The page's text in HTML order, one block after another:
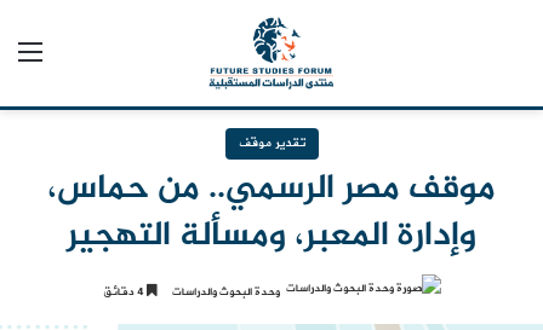
تقدير موقف
موقف مصر الرسمي.. من حماس،
وإدارة المعبر، ومسألة التهجير
وحدة البحوث والدراسات